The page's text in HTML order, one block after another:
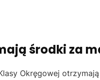
środki za
Okręgowej